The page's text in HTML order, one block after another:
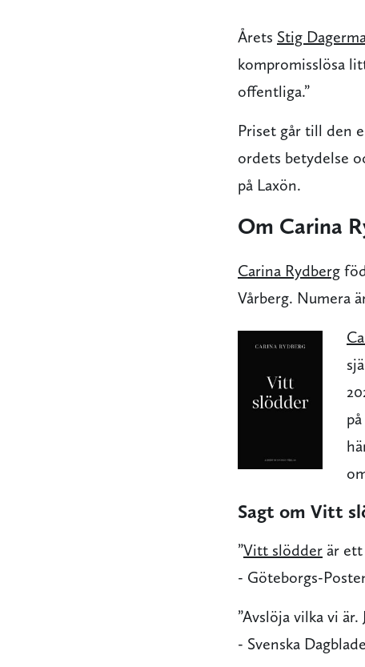
Årets Stig
kompromisslösa
offentliga.”
Priset går till den
ordets betydelse
på Laxön.
Om Carina
Carina Rydberg
Vårberg. Numera
Sagt om Vitt
”Vitt slödder är
- Göteborgs-
”Avslöja vilka vi
- Svenska